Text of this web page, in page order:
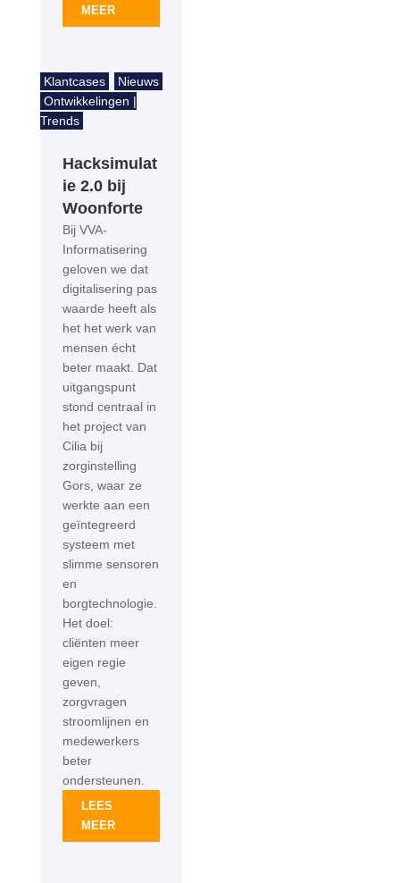
MEER
Klantcases
Nieuws
Ontwikkelingen |
Trends
Hacksimulat
ie 2.0 bij
Woonforte
Bij VVA-
Informatisering
geloven we dat
digitalisering pas
waarde heeft als
het het werk van
mensen écht
beter maakt. Dat
uitgangspunt
stond centraal in
het project van
Cilia bij
zorginstelling
Gors, waar ze
werkte aan een
geïntegreerd
systeem met
slimme sensoren
en
borgtechnologie.
Het doel:
cliënten meer
eigen regie
geven,
zorgvragen
stroomlijnen en
medewerkers
beter
ondersteunen.
LEES
MEER